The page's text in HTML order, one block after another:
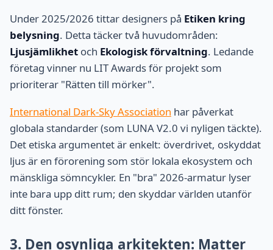
Under 2025/2026 tittar designers på Etiken kring
belysning. Detta täcker två huvudområden:
Ljusjämlikhet och Ekologisk förvaltning. Ledande
företag vinner nu LIT Awards för projekt som
prioriterar "Rätten till mörker".
International Dark-Sky Association har påverkat
globala standarder (som LUNA V2.0 vi nyligen täckte).
Det etiska argumentet är enkelt: överdrivet, oskyddat
ljus är en förorening som stör lokala ekosystem och
mänskliga sömncykler. En "bra" 2026-armatur lyser
inte bara upp ditt rum; den skyddar världen utanför
ditt fönster.
3. Den osynliga arkitekten: Matter